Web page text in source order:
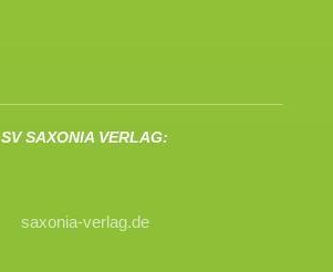
SV SAXONIA VERLAG:
saxonia-verlag.de